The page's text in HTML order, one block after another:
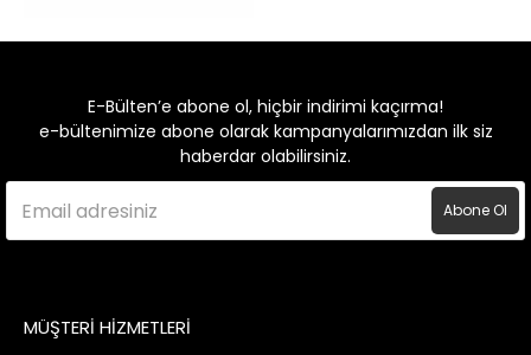
E-Bülten’e abone ol, hiçbir indirimi kaçırma!
e-bültenimize abone olarak kampanyalarımızdan ilk siz
haberdar olabilirsiniz.
Abone Ol
MÜŞTERİ HİZMETLERİ